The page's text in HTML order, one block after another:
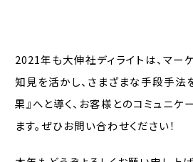
2021年も大伸社ディライトは、マー
知見を活かし、さまざまな手段手法
果』へと導く、お客様とのコミュニケ
ます。ぜひお問い合わせください！